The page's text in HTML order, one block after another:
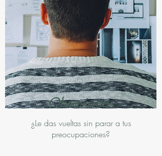
Obsesiones
¿Le das vueltas sin parar a tus
preocupaciones?